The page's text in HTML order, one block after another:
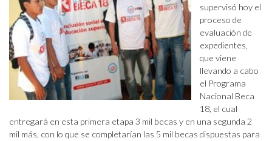
supervisó hoy el
proceso de
evaluación de
expedientes,
que viene
llevando a cabo
el Programa
Nacional Beca
18, el cual
entregará en esta primera etapa 3 mil becas y en una segunda 2
mil más, con lo que se completarían las 5 mil becas dispuestas para